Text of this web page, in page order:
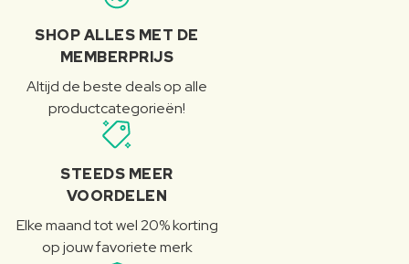
SHOP ALLES MET DE
MEMBERPRIJS
Altijd de beste deals op alle
productcategorieën!
STEEDS MEER
VOORDELEN
Elke maand tot wel 20% korting
op jouw favoriete merk